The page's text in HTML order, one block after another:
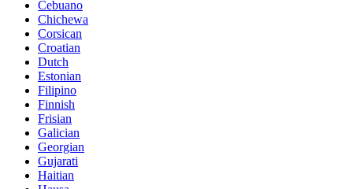
Cebuano
Chichewa
Corsican
Croatian
Dutch
Estonian
Filipino
Finnish
Frisian
Galician
Georgian
Gujarati
Haitian